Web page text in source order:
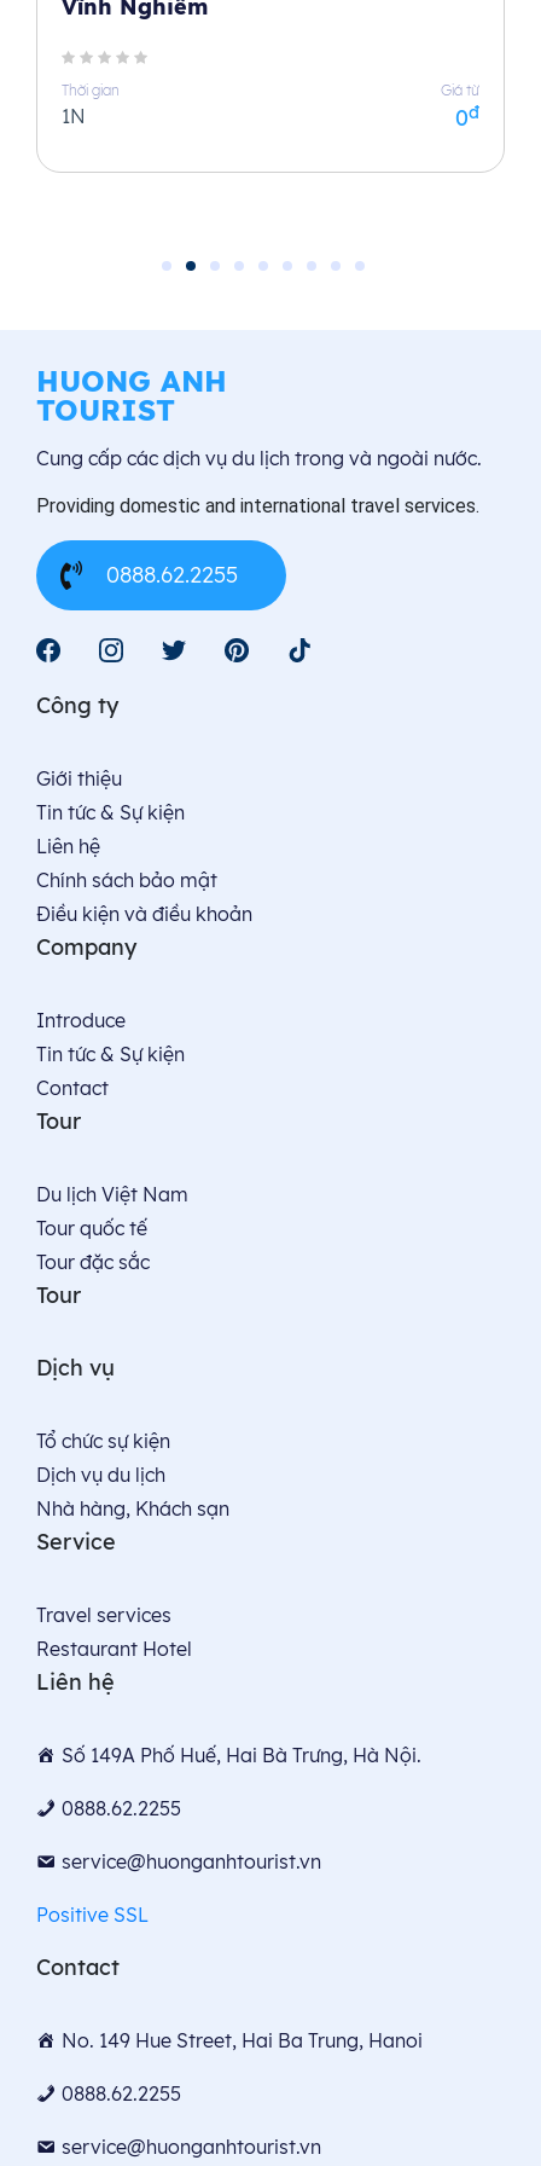
20:00
Tàu di chuyển về bến. Sau đó, xe đưa Du khách trở
về địa điểm đón ban đầu.
Vĩnh Nghiêm
Thời gian
1N
Giá từ
0đ
HUONG ANH
TOURIST
Cung cấp các dịch vụ du lịch trong và ngoài nước.
Providing domestic and international travel services.
0888.62.2255
Công ty
Giới thiệu
Tin tức & Sự kiện
Liên hệ
Chính sách bảo mật
Điều kiện và điều khoản
Company
Introduce
Tin tức & Sự kiện
Contact
Tour
Du lịch Việt Nam
Tour quốc tế
Tour đặc sắc
Tour
Dịch vụ
Tổ chức sự kiện
Dịch vụ du lịch
Nhà hàng, Khách sạn
Service
Travel services
Restaurant Hotel
Liên hệ
Số 149A Phố Huế, Hai Bà Trưng, Hà Nội.
0888.62.2255
service@huonganhtourist.vn
Positive SSL
Contact
No. 149 Hue Street, Hai Ba Trung, Hanoi
0888.62.2255
service@huonganhtourist.vn